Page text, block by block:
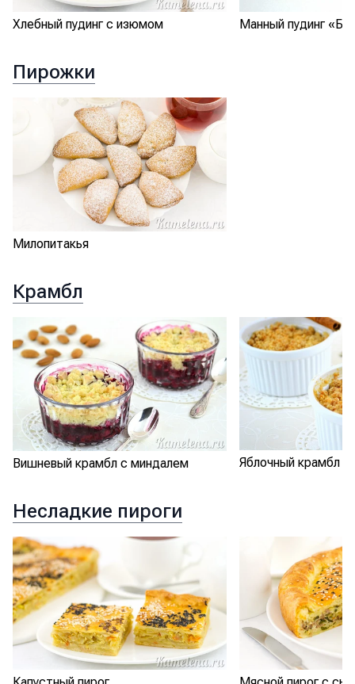
Хлебный пудинг с изюмом Манный пудинг
Пирожки
Милопитакья
Крамбл
Вишневый крамбл с миндалем Яблочный крамбл
Несладкие пироги